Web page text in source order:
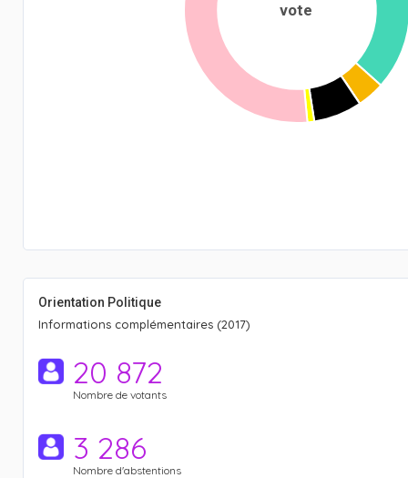
vote
Orientation Politique
Informations complémentaires (2017)
20 872
Nombre de votants
3 286
Nombre d'abstentions